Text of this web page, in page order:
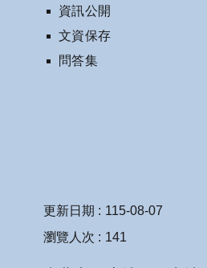
資訊公開
文資保存
問答集
更新日期
115-08-07
瀏覽人次
141